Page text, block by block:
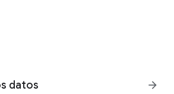
de aprendizaje extraordinario con una
para encajar perfectamente
mostramos por qué nuestra aplicación
completo inteligente con corrección
función de búsqueda de texto
datos arrow_forward